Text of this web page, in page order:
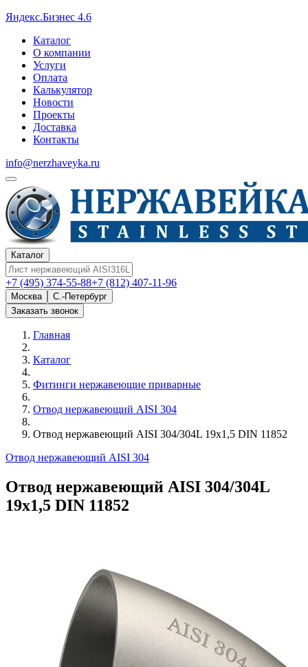
Яндекс.Бизнес 4.6
Каталог
О компании
Услуги
Оплата
Калькулятор
Новости
Проекты
Доставка
Контакты
info@nerzhaveyka.ru
Каталог
+7 (495) 374-55-88+7 (812) 407-11-96
Москва
С.-Петербург
Заказать звонок
Главная
Каталог
Фитинги нержавеющие приварные
Отвод нержавеющий AISI 304
Отвод нержавеющий AISI 304/304L 19х1,5 DIN 11852
Отвод нержавеющий AISI 304
Отвод нержавеющий AISI 304/304L
19х1,5 DIN 11852